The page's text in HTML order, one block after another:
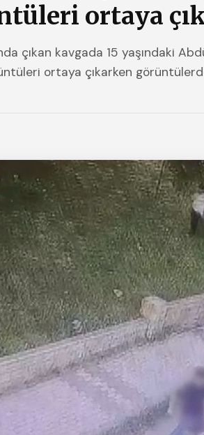
ortaya
çıkan kavgada 15 yaşındaki
ortaya çıkarken